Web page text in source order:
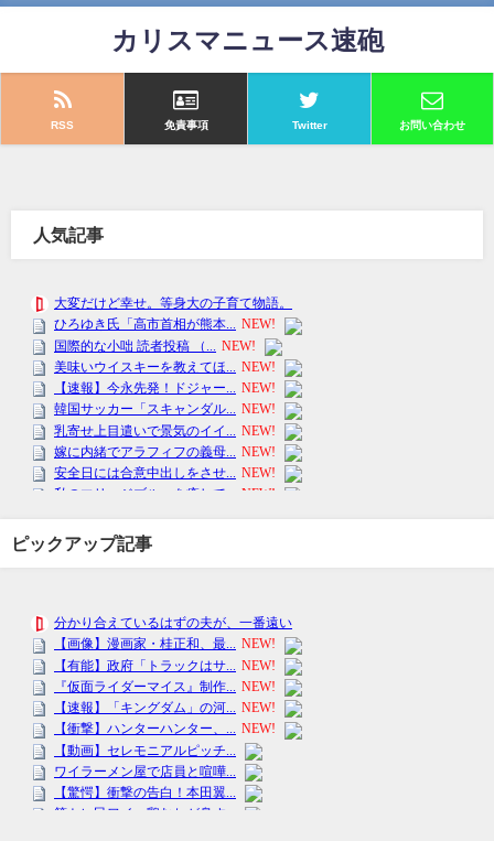
カリスマニュース速砲
RSS 免責事項 Twitter お問い合わせ
人気記事
ピックアップ記事